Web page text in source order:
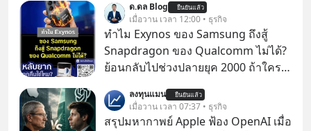
เพียง 1.3% เท่านั้น เกิดอะไรขึ้นกับที่พัก
รายเล็ก ? อะไรคือข้อจำกัดที่ทำให้โต
ไม่สุด และต้องปลดล็อกกฎเกณฑ์ไหน
เพื่อให้รายเล็กเติบโตได้มากกว่าที่เป็น
อยู่ ? Talk ลงทุนแมนชวนมาวิเคราะห์
เรื่องนี้ กับคุณนรี สุเนต์ตา นายกสมาคม
โฮสเทลและที่พักขนาดเล็ก
(ประเทศไทย)
ด.ดล Blog ยืนยันแล้ว
เมื่อวาน เวลา 12:00 • ธุรกิจ
ทำไม Exynos ของ Samsung ถึงสู้
Snapdragon ของ Qualcomm ไม่ได้?
ย้อนกลับไปช่วงปลายยุค 2000 ถ้าใคร
ถือกำลังเดือดจัดทีเดียวนะครับ
ลงทุนแมน ยืนยันแล้ว
เมื่อวาน เวลา 07:37 • ธุรกิจ
สรุปมหากาพย์ Apple ฟ้อง OpenAI เมื่อ